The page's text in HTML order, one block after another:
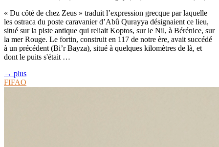
« Du côté de chez Zeus » traduit l’expression grecque par laquelle
les ostraca du poste caravanier d’Abû Qurayya désignaient ce lieu,
situé sur la piste antique qui reliait Koptos, sur le Nil, à Bérénice, sur
la mer Rouge. Le fortin, construit en 117 de notre ère, avait succédé
à un précédent (Bi’r Bayza), situé à quelques kilomètres de là, et
dont le puits s'était …
→ plus
FIFAO